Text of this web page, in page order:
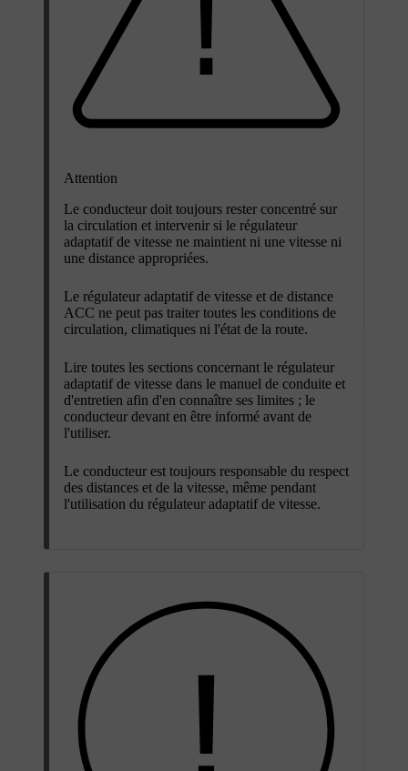
Attention
Le conducteur doit toujours rester concentré sur
la circulation et intervenir si le régulateur
adaptatif de vitesse ne maintient ni une vitesse ni
une distance appropriées.
Le régulateur adaptatif de vitesse et de distance
ACC ne peut pas traiter toutes les conditions de
circulation, climatiques ni l'état de la route.
Lire toutes les sections concernant le régulateur
adaptatif de vitesse dans le manuel de conduite et
d'entretien afin d'en connaître ses limites ; le
conducteur devant en être informé avant de
l'utiliser.
Le conducteur est toujours responsable du respect
des distances et de la vitesse, même pendant
l'utilisation du régulateur adaptatif de vitesse.